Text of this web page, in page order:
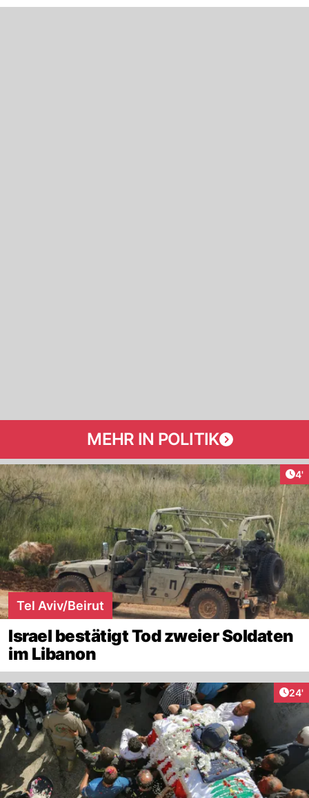
MEHR IN POLITIK
4'
Tel Aviv/Beirut
Israel bestätigt Tod zweier Soldaten
im Libanon
24'